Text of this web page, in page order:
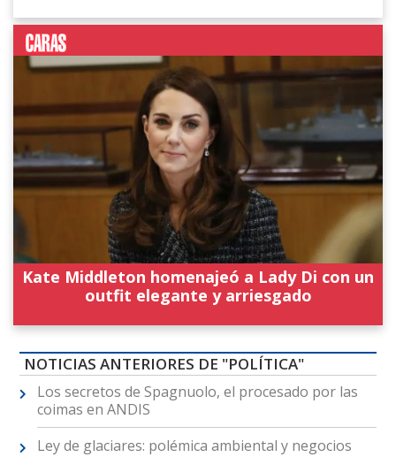
Kate Middleton homenajeó a Lady Di con un
outfit elegante y arriesgado
NOTICIAS ANTERIORES DE "POLÍTICA"
Los secretos de Spagnuolo, el procesado por las
coimas en ANDIS
Ley de glaciares: polémica ambiental y negocios